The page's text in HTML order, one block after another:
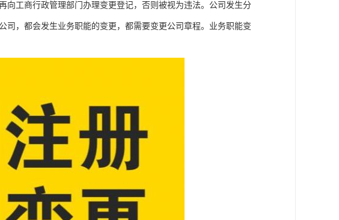
工商行政管理部门办理变更登记，否则被视为违法。公司发生分
，都会发生业务职能的变更，都需要变更公司章程。业务职能变